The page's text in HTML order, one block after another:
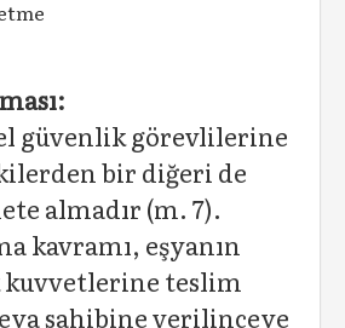
güvenlik görevlilerine
bir diğeri de
almadır (m. 7).
kavramı, eşyanın
kuvvetlerine teslim
sahibine verilinceye